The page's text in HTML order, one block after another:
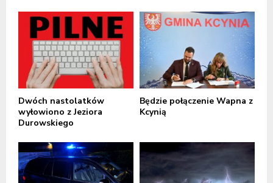
Dwóch nastolatków
wyłowiono z Jeziora
Durowskiego
Będzie połączenie Wapna z
Kcynią